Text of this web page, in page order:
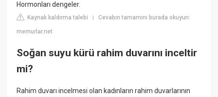
Hormonları dengeler.
Kaynak kaldırma talebi |Cevabın tamamını burada okuyun:
memurlar.net
Soğan suyu kürü rahim duvarını inceltir
mi?
Rahim duvarı incelmesi olan kadınların rahim duvarlarının